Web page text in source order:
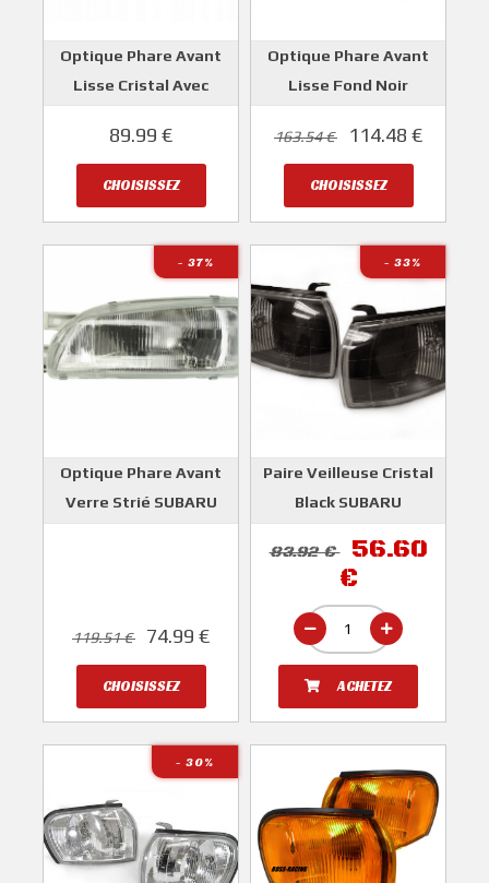
Optique Phare Avant
Lisse Cristal Avec
SUBARU IMPREZA GT
89.99 €
CHOISISSEZ
Optique Phare Avant
Lisse Fond Noir
1997-2000
163.54 € 114.48 €
CHOISISSEZ
- 37%
Optique Phare Avant
Verre Strié SUBARU
119.51 € 74.99 €
CHOISISSEZ
- 33%
Paire Veilleuse Cristal
Black SUBARU
DEPO
83.92 €
56.60
€
ACHETEZ
- 30%